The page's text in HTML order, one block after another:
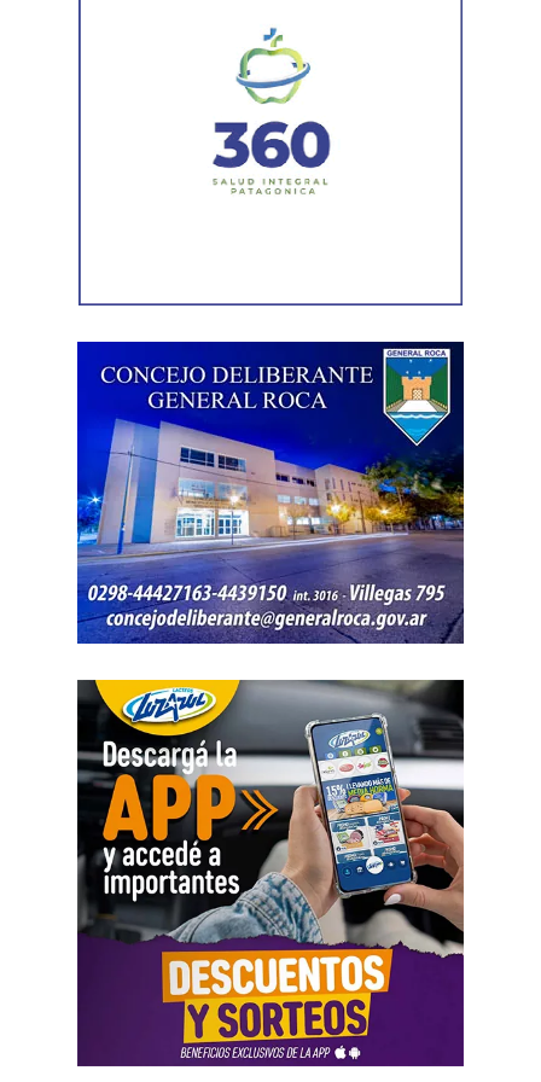
La Agencia de Recaudación y Control Aduanero sumó
más piezas. Según la sentencia,
el progenitor aparecía
registrado como socio, gerente o administrador en
distintas firmas. A esa información se agregó un
ni qué parte correspondía al progenitor.
La jueza también examinó una certificación contable que
él mismo presentó. Ese documento informó un promedio
de ingresos durante un período determinado y consignó
una relación laboral con una de las empresas. El fallo
aclaró que esos datos no reflejaban necesariamente la
totalidad de los recursos, ya que existían otras
participaciones comerciales acreditadas en la causa.
El informe bancario añadió otro elemento. La cuenta
saldos durante varios meses. La sentencia tomó esos
movimientos como parte del análisis patrimonial, aunque
no los consideró suficientes para establecer por sí solos
una cifra definitiva.
Las declaraciones testimoniales completaron el cuadro.
Varias personas hablaron sobre locales gastronómicos,
viajes al exterior, vehículos y nivel de vida. Otro
testimonio mencionó la relación del progenitor con una
empresa que ocupaba un inmueble comercial.
Aun con ese conjunto de pruebas, la jueza señaló que
faltó documentación contable específica. También
sostuvo que el progenitor estaba en mejores condiciones